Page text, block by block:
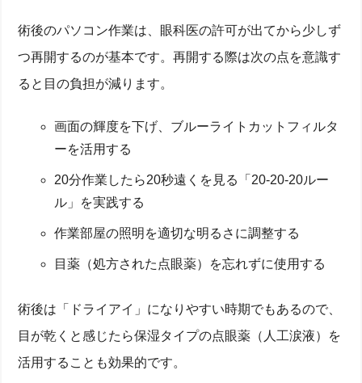
術後のパソコン作業は、眼科医の許可が出てから少しず
つ再開するのが基本です。再開する際は次の点を意識す
ると目の負担が減ります。
画面の輝度を下げ、ブルーライトカットフィルタ
ーを活用する
20分作業したら20秒遠くを見る「20-20-20ルー
ル」を実践する
作業部屋の照明を適切な明るさに調整する
目薬（処方された点眼薬）を忘れずに使用する
術後は「ドライアイ」になりやすい時期でもあるので、
目が乾くと感じたら保湿タイプの点眼薬（人工涙液）を
活用することも効果的です。
できること